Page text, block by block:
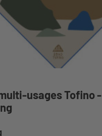
usages Tofino -